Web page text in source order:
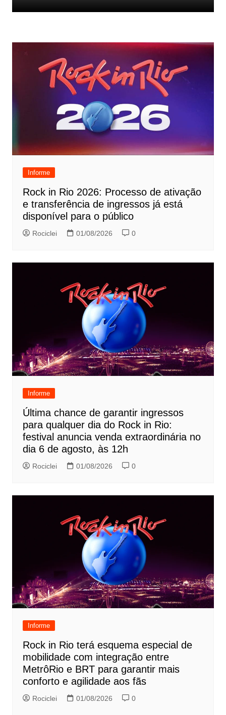
Informe
Rock in Rio 2026: Processo de ativação
e transferência de ingressos já está
disponível para o público
Rociclei 01/08/2026 0
Informe
Última chance de garantir ingressos
para qualquer dia do Rock in Rio:
festival anuncia venda extraordinária no
dia 6 de agosto, às 12h
Rociclei 01/08/2026 0
Informe
Rock in Rio terá esquema especial de
mobilidade com integração entre
MetrôRio e BRT para garantir mais
conforto e agilidade aos fãs
Rociclei 01/08/2026 0